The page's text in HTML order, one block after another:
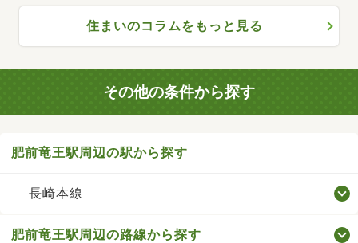
住まいのコラムをもっと見る
その他の条件から探す
肥前竜王駅周辺の駅から探す
長崎本線
肥前竜王駅周辺の路線から探す